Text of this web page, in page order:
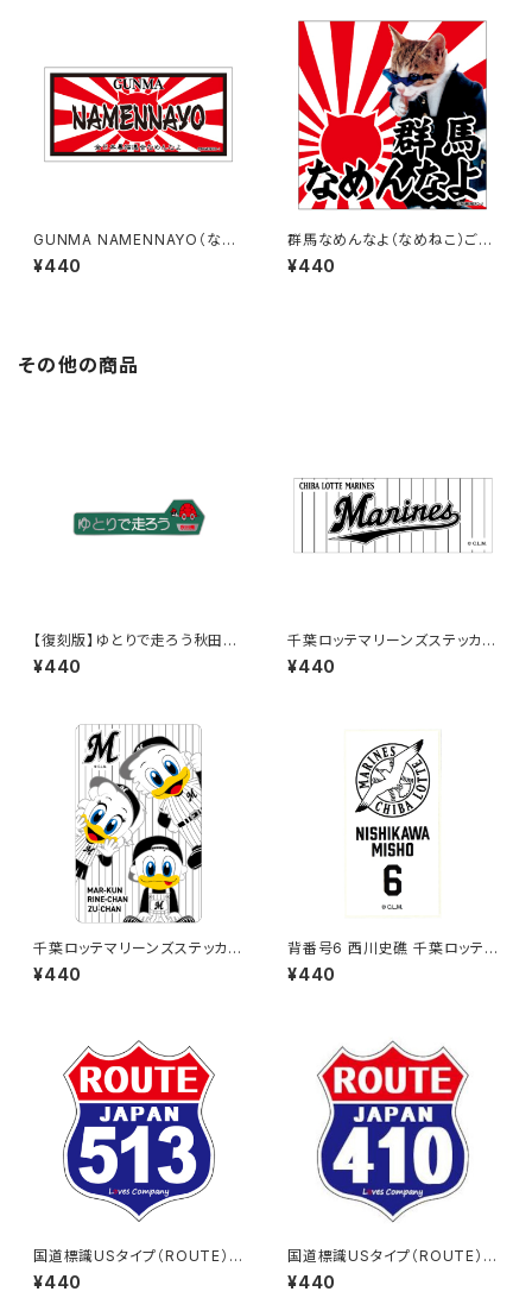
GUNMA NAMENNAYO（なめ
ねこ）ご当地ステッカー B-6
¥440
群馬なめんなよ（なめねこ）ご当
地ステッカー A-18
¥440
その他の商品
【復刻版】ゆとりで走ろう秋田県
（緑）：ステッカー
¥440
千葉ロッテマリーンズステッカー
9
¥440
千葉ロッテマリーンズステッカー
11
¥440
背番号6 西川史礁 千葉ロッテマ
リーンズ 選手ステッカー（ホワイ
トB)
¥440
国道標識USタイプ（ROUTE）ス
テッカー 513号線
¥440
国道標識USタイプ（ROUTE）ス
テッカー 410号線
¥440